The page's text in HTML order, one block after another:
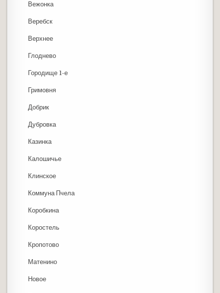
Вежонка
Веребск
Верхнее
Глоднево
Городище 1-е
Гримовня
Добрик
Дубровка
Казинка
Калошичье
Клинское
Коммуна Пчела
Коробкина
Коростель
Кропотово
Матенино
Новое